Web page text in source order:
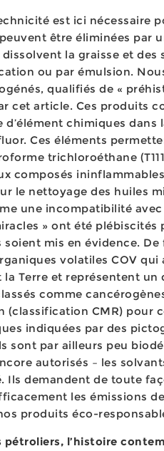
est ici nécessaire
être éliminées par
la graisse et
ou par émulsion.
qualifiés de «
cet article. Ces produits
d’élément chimiques
Ces éléments
trichloroéthane
composés
le nettoyage des huiles
une incompatibilité
» ont été plébiscités
mis en évidence.
volatiles COV qui
la Terre et représentent
comme
(classification CMR) pour
indiquées par des
sont par ailleurs peu
autorisés – les
Ils demandent de toute
les émissions
produits éco-
pétroliers, l’histoire